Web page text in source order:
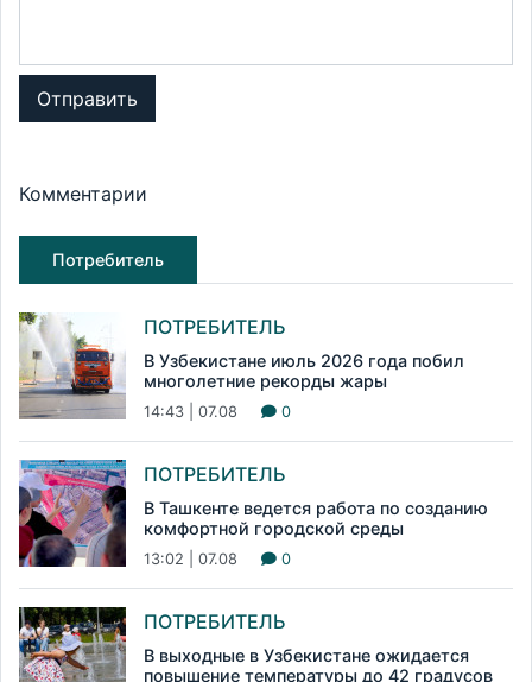
Отправить
Комментарии
Потребитель
ПОТРЕБИТЕЛЬ
В Узбекистане июль 2026 года побил
многолетние рекорды жары
14:43 | 07.08 0
ПОТРЕБИТЕЛЬ
В Ташкенте ведется работа по созданию
комфортной городской среды
13:02 | 07.08 0
ПОТРЕБИТЕЛЬ
В выходные в Узбекистане ожидается
повышение температуры до 42 градусов